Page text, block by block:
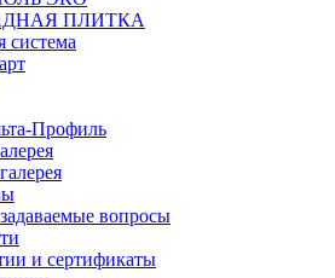
ПЛИТКА
система
Профиль
вопросы
и сертификаты